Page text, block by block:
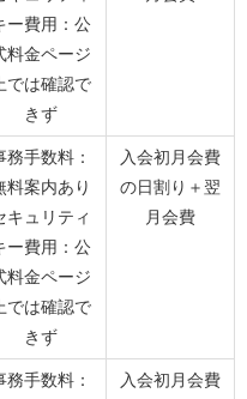
ー費用：公
料金ページ
上では確認で
きず
務手数料：
料案内あり
キュリティ
ー費用：公
料金ページ
上では確認で
きず
入会初月会費
の日割り＋翌
月会費
務手数料：
入会初月会費